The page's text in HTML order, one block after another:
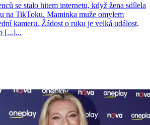
se stalo hitem internetu, když žena sdílela
na TikToku. Maminka muže omylem
kameru. Žádost o ruku je velká událost,
[...]...